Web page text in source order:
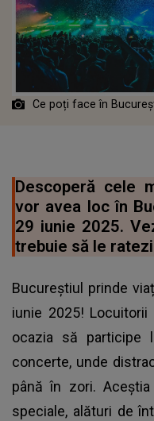
Ce poți face în
Descoperă cele
vor avea loc în
29 iunie 2025.
trebuie să le
Bucureștiul prinde
iunie 2025!
ocazia să participe
concerte, unde
până în zori.
speciale, alături de